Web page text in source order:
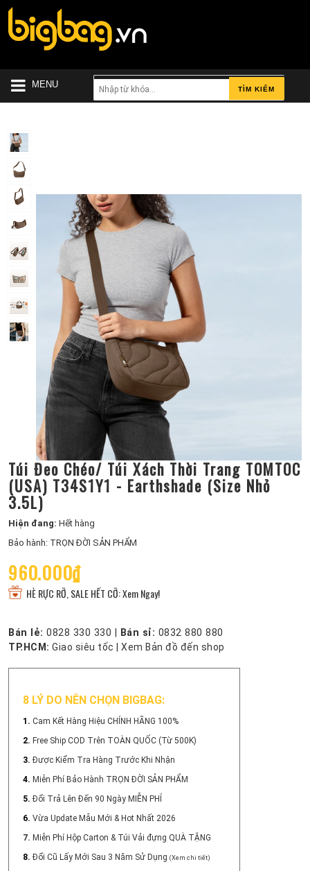
MENU TÌM KIẾM
Túi Đeo Chéo/ Túi Xách Thời Trang TOMTOC
(USA) T34S1Y1 - Earthshade (Size Nhỏ
3.5L)
Hiện đang: Hết hàng
Bảo hành: TRỌN ĐỜI SẢN PHẨM
960.000₫
HÈ RỰC RỠ, SALE HẾT CỠ: Xem Ngay!
Bán lẻ: 0828 330 330 Bán sỉ: 0832 880 880
TP.HCM: Giao siêu tốc Xem Bản đồ đến shop
8 LÝ DO NÊN CHỌN BIGBAG:
1. Cam Kết Hàng Hiệu CHÍNH HÃNG 100%
2. Free Ship COD Trên TOÀN QUỐC (Từ 500K)
3. Được Kiểm Tra Hàng Trước Khi Nhận
4. Miễn Phí Bảo Hành TRỌN ĐỜI SẢN PHẨM
5. Đổi Trả Lên Đến 90 Ngày MIỄN PHÍ
6. Vừa Update Mẫu Mới & Hot Nhất 2026
7. Miễn Phí Hộp Carton & Túi Vải đựng QUÀ TẶNG
8. Đổi Cũ Lấy Mới Sau 3 Năm Sử Dụng (Xem chi tiết)